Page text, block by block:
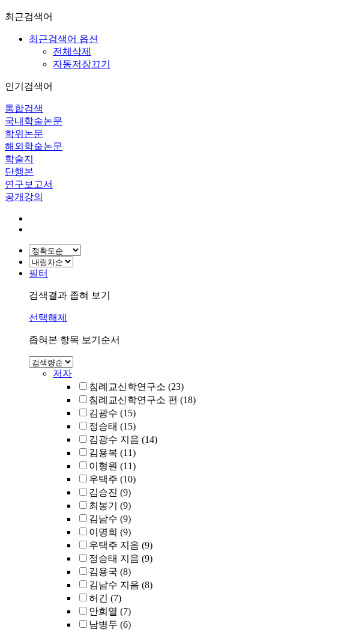
최근검색어
최근검색어 옵션
전체삭제
자동저장끄기
인기검색어
통합검색
국내학술논문
학위논문
해외학술논문
학술지
단행본
연구보고서
공개강의
필터
검색결과 좁혀 보기
선택해제
좁혀본 항목 보기순서
저자
침례교신학연구소 (23)
침례교신학연구소 편 (18)
김광수 (15)
정승태 (15)
김광수 지음 (14)
김용복 (11)
이형원 (11)
우택주 (10)
김승진 (9)
최봉기
(9)
김남수 (9)
이명희 (9)
우택주 지음 (9)
정승태 지음 (9)
김용국 (8)
김남수 지음 (8)
허긴 (7)
안희열 (7)
남병두 (6)